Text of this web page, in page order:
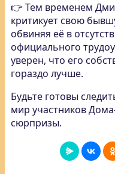
👉 Тем временем
критикует свою
обвиняя её в
официального
уверен, что его
гораздо лучше.
Будьте готовы
мир участников
сюрпризы.